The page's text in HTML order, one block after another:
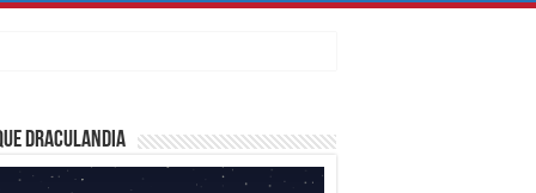
Draculandia